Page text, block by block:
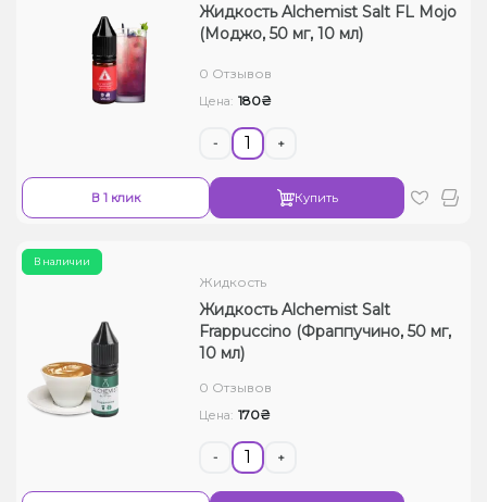
Жидкость Alchemist Salt FL Mojo
(Моджо, 50 мг, 10 мл)
0 Отзывов
Цена: 180₴
- +
В 1 клик Купить
В наличии
Жидкость
Жидкость Alchemist Salt
Frappuccino (Фраппучино, 50 мг,
10 мл)
0 Отзывов
Цена: 170₴
- +